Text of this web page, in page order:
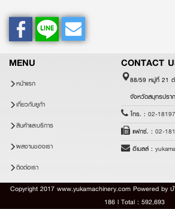
MENU
หน้าแรก
เกี่ยวกับยูก้า
สินค้าและบริการ
ผลงานของเรา
ติดต่อเรา
CONTACT
88/59 หมู่ที่ 21
จังหวัดสมุทรปรา
โทร. : 02-
แฟกซ์. : 02-
อีเมลล์ :
Copyright 2017 www.yukamachinery.com Powered by
186 l Total : 592,693